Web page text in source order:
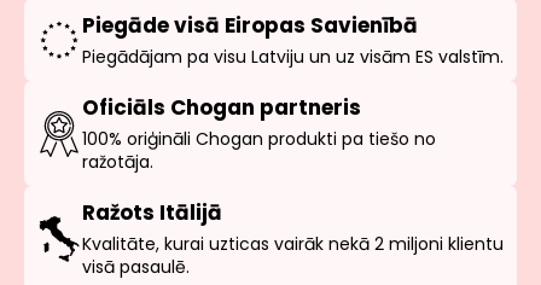
Piegāde visā Eiropas Savienībā
Piegādājam pa visu Latviju un uz visām ES valstīm.
Oficiāls Chogan partneris
100% oriģināli Chogan produkti pa tiešo no
ražotāja.
Ražots Itālijā
Kvalitāte, kurai uzticas vairāk nekā 2 miljoni klientu
visā pasaulē.